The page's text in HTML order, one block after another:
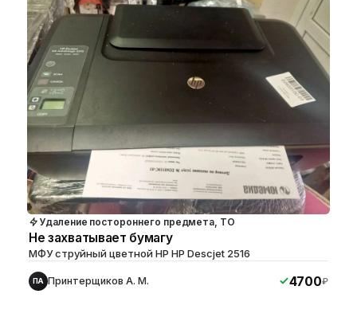
Удаление постороннего предмета, ТО
Не захватывает бумагу
МФУ струйный цветной HP HP Descjet 2516
ПА Принтерщиков А. М. 4700₽